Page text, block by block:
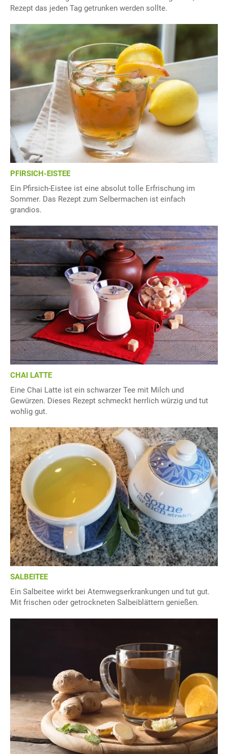
Rezept das jeden Tag getrunken werden sollte.
PFIRSICH-EISTEE
Ein Pfirsich-Eistee ist eine absolut tolle Erfrischung im
Sommer. Das Rezept zum Selbermachen ist einfach
grandios.
CHAI LATTE
Eine Chai Latte ist ein schwarzer Tee mit Milch und
Gewürzen. Dieses Rezept schmeckt herrlich würzig und tut
wohlig gut.
SALBEITEE
Ein Salbeitee wirkt bei Atemwegserkrankungen und tut gut.
Mit frischen oder getrockneten Salbeiblättern genießen.